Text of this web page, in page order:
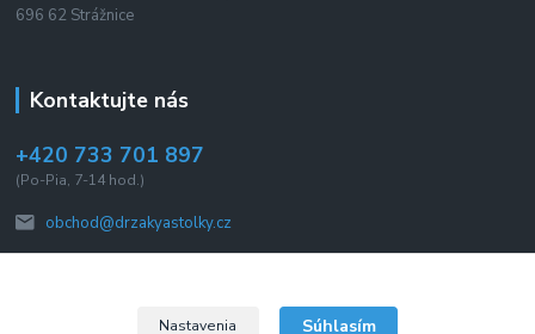
696 62 Strážnice
Kontaktujte nás
+420 733 701 897
(Po-Pia, 7-14 hod.)
obchod@drzakyastolky.cz
Nastavenia Súhlasím